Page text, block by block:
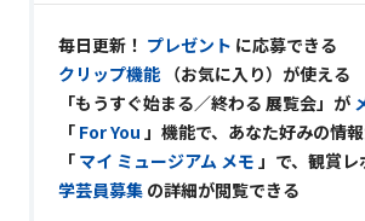
毎日更新！ プレゼント に応募できる
クリップ機能 （お気に入り）が使える
「もうすぐ始まる／終わる 展覧会」が
「 For You 」機能で、あなた好みの情
「 マイ ミュージアム メモ 」で、観賞
学芸員募集 の詳細が閲覧できる